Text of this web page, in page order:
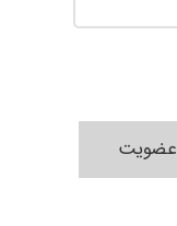
عضویت